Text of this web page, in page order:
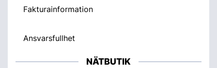
Fakturainformation
Ansvarsfullhet
NÄTBUTIK